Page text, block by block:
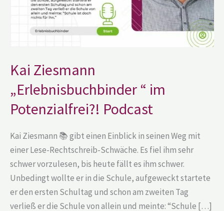
Kai Ziesmann
„Erlebnisbuchbinder “ im
Potenzialfrei?! Podcast
Kai Ziesmann 📚 gibt einen Einblick in seinen Weg mit
einer Lese-Rechtschreib-Schwäche. Es fiel ihm sehr
schwer vorzulesen, bis heute fällt es ihm schwer.
Unbedingt wollte er in die Schule, aufgeweckt startete
er den ersten Schultag und schon am zweiten Tag
verließ er die Schule von allein und meinte: “Schule […]